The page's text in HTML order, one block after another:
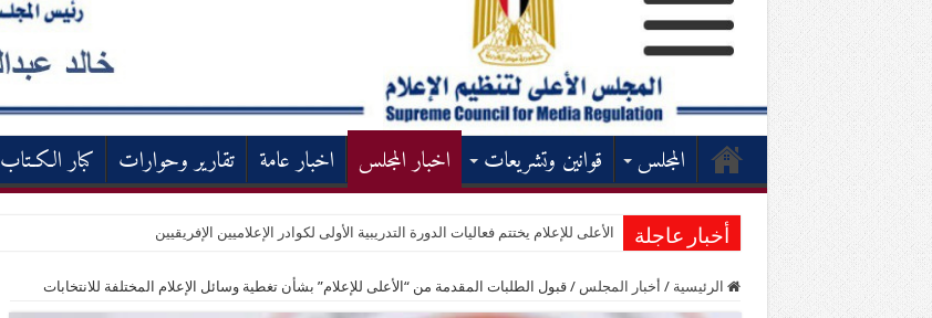
المجلس قوانين وتشريعات اخبار المجلس اخبار عامة تقارير وحوارات كبار الكـتاب
أخبار عاجلة الأعلى للإعلام يختتم فعاليات الدورة التدريبية الأولى لكوادر الإعلاميين الإفريقيين
الرئيسية / أخبار المجلس / قبول الطلبات المقدمة من “الأعلى للإعلام” بشأن تغطية وسائل الإعلام المختلفة للانتخابات